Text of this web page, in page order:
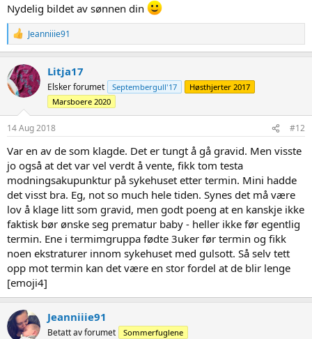
Nydelig bildet av sønnen din
R
e
a
c
t
i
o
n
:
Jeanniiie91
Litja17
Elsker forumet Septembergull'17
Høsthjerter 2017
Marsboere 2020
14 Aug 2018 #12
Var en av de som klagde. Det er tungt å gå gravid. Men visste
jo også at det var vel verdt å vente, fikk tom testa
modningsakupunktur på sykehuset etter termin. Mini hadde
det visst bra. Eg, not so much hele tiden. Synes det må være
lov å klage litt som gravid, men godt poeng at en kanskje ikke
faktisk bør ønske seg prematur baby - heller ikke før egentlig
termin. Ene i termimgruppa fødte 3uker før termin og fikk
noen ekstraturer innom sykehuset med gulsott. Så selv tett
opp mot termin kan det være en stor fordel at de blir lenge
[emoji4]
Jeanniiie91
Betatt av forumet Sommerfuglene